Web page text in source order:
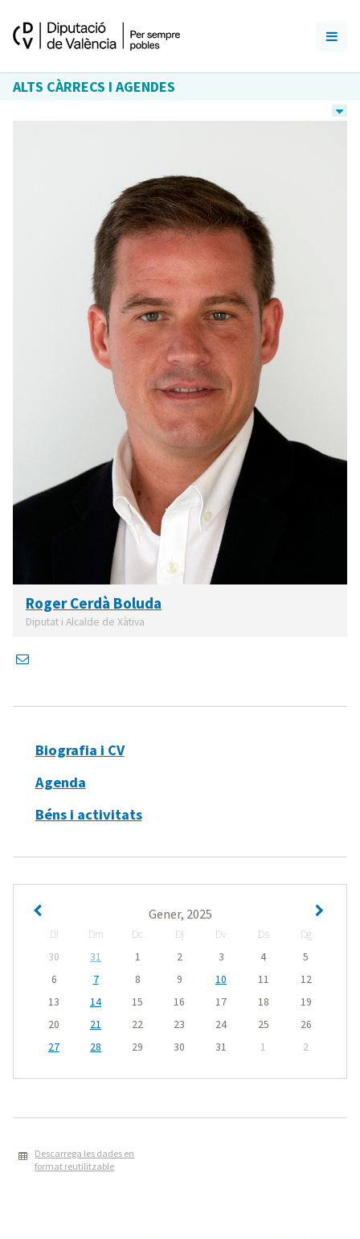
ALTS CÀRRECS I AGENDES
Roger Cerdà Boluda
Diputat i Alcalde de Xàtiva
Biografia i CV
Agenda
Béns i activitats
Gener, 2025
Dl Dm Dc Dj Dv Ds
Dg
30
31 1 2 3 4
5
6
7 8 9 10 11
12
13
14 15 16 17 18
19
20
21 22 23 24 25
26
27
28 29 30 31 1 2
Descarrega les dades en
format reutilitzable